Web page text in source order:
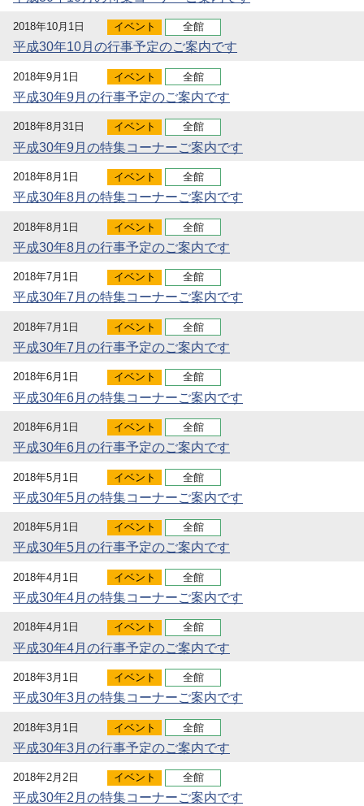
2018年10月1日 イベント 全館
平成30年10月の行事予定のご案内です
2018年9月1日 イベント 全館
平成30年9月の行事予定のご案内です
2018年8月31日 イベント 全館
平成30年9月の特集コーナーご案内です
2018年8月1日 イベント 全館
平成30年8月の特集コーナーご案内です
2018年8月1日 イベント 全館
平成30年8月の行事予定のご案内です
2018年7月1日 イベント 全館
平成30年7月の特集コーナーご案内です
2018年7月1日 イベント 全館
平成30年7月の行事予定のご案内です
2018年6月1日 イベント 全館
平成30年6月の特集コーナーご案内です
2018年6月1日 イベント 全館
平成30年6月の行事予定のご案内です
2018年5月1日 イベント 全館
平成30年5月の特集コーナーご案内です
2018年5月1日 イベント 全館
平成30年5月の行事予定のご案内です
2018年4月1日 イベント 全館
平成30年4月の特集コーナーご案内です
2018年4月1日 イベント 全館
平成30年4月の行事予定のご案内です
2018年3月1日 イベント 全館
平成30年3月の特集コーナーご案内です
2018年3月1日 イベント 全館
平成30年3月の行事予定のご案内です
2018年2月2日 イベント 全館
平成30年2月の特集コーナーご案内です